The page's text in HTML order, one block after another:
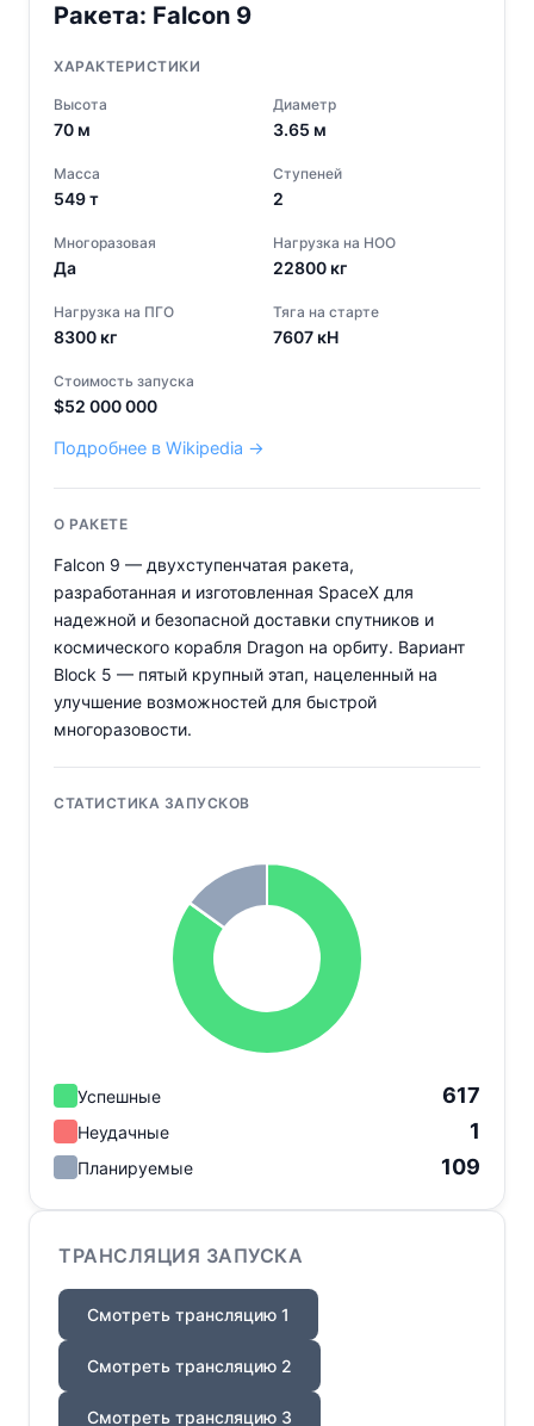
Ракета: Falcon 9
ХАРАКТЕРИСТИКИ
Высота
70 м
Диаметр
3.65 м
Масса
549т
Ступеней
2
Многоразовая
Да
Нагрузка на НОО
22800 кг
Нагрузка на ПГО
8300 кг
Тяга на старте
7607 кН
Стоимость запуска
$52 000 000
Подробнее в Wikipedia →
О РАКЕТЕ
Falcon 9 — двухступенчатая ракета,
разработанная и изготовленная SpaceX для
надежной и безопасной доставки спутников и
космического корабля Dragon на орбиту. Вариант
Block 5 — пятый крупный этап, нацеленный на
улучшение возможностей для быстрой
многоразовости.
СТАТИСТИКА ЗАПУСКОВ
Успешные 617
Неудачные 1
Планируемые 109
ТРАНСЛЯЦИЯ ЗАПУСКА
Смотреть трансляцию 1
Смотреть трансляцию 2
Смотреть трансляцию 3